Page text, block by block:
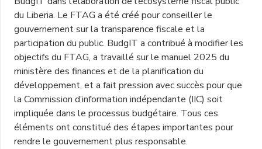
du Liberia. Le FTAG a été créé pour conseiller le
gouvernement sur la transparence fiscale et la
participation du public. BudgIT a contribué à modifier les
objectifs du FTAG, a travaillé sur le manuel 2025 du
ministère des finances et de la planification du
développement, et a fait pression avec succès pour que
la Commission d’information indépendante (IIC) soit
impliquée dans le processus budgétaire. Tous ces
éléments ont constitué des étapes importantes pour
rendre le gouvernement plus responsable.